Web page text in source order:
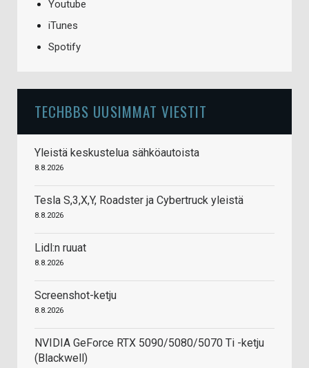
Youtube
iTunes
Spotify
TECHBBS UUSIMMAT VIESTIT
Yleistä keskustelua sähköautoista
8.8.2026
Tesla S,3,X,Y, Roadster ja Cybertruck yleistä
8.8.2026
Lidl:n ruuat
8.8.2026
Screenshot-ketju
8.8.2026
NVIDIA GeForce RTX 5090/5080/5070 Ti -ketju
(Blackwell)